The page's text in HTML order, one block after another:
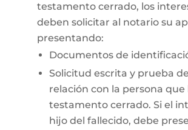
testamento cerrado, los
deben solicitar al notario su
presentando:
Documentos de
Solicitud escrita y prueba
relación con la persona que
testamento cerrado. Si el
hijo del fallecido, debe